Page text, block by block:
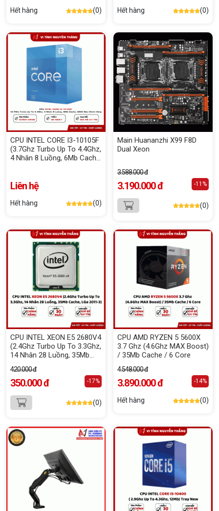
Hết hàng (0) Hết hàng (0)
CPU INTEL CORE I3-10105F
(3.7Ghz Turbo Up To 4.4Ghz,
4 Nhân 8 Luồng, 6Mb Cache,
Liên hệ
Hết hàng (0)
Main Huananzhi X99 F8D
Dual Xeon
3.588.000 đ
3.190.000 đ -11%
(0)
CPU INTEL XEON E5 2680V4
(2.4Ghz Turbo Up To 3.3Ghz,
14 Nhân 28 Luồng, 35Mb
420.000 đ
350.000 đ -17%
(0)
CPU AMD RYZEN 5 5600X
3.7 Ghz (4.6Ghz MAX Boost)
/ 35Mb Cache / 6 Core
4.548.000 đ
3.890.000 đ -14%
Hết hàng (0)